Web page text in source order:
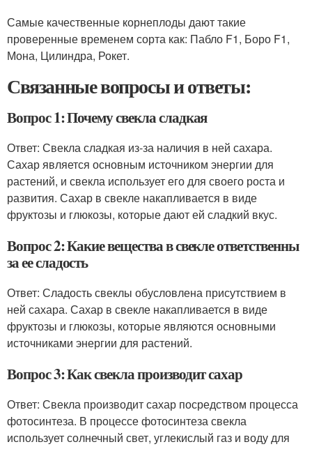
Самые качественные корнеплоды дают такие
проверенные временем сорта как: Пабло F1, Боро F1,
Мона, Цилиндра, Рокет.
Связанные вопросы и ответы:
Вопрос 1: Почему свекла сладкая
Ответ: Свекла сладкая из-за наличия в ней сахара.
Сахар является основным источником энергии для
растений, и свекла использует его для своего роста и
развития. Сахар в свекле накапливается в виде
фруктозы и глюкозы, которые дают ей сладкий вкус.
Вопрос 2: Какие вещества в свекле ответственны
за ее сладость
Ответ: Сладость свеклы обусловлена присутствием в
ней сахара. Сахар в свекле накапливается в виде
фруктозы и глюкозы, которые являются основными
источниками энергии для растений.
Вопрос 3: Как свекла производит сахар
Ответ: Свекла производит сахар посредством процесса
фотосинтеза. В процессе фотосинтеза свекла
использует солнечный свет, углекислый газ и воду для